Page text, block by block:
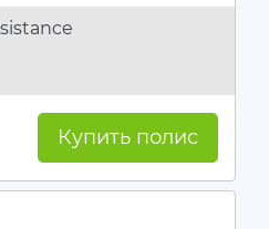
Купить полис